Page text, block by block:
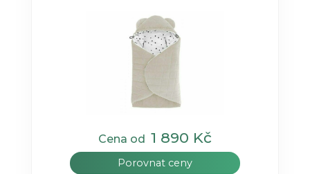
Cena od 1 890 Kč
Porovnat ceny